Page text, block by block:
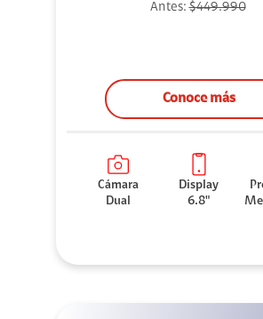
Antes:$449.990
Conoce más
Cámara
Dual
Display
6.8"